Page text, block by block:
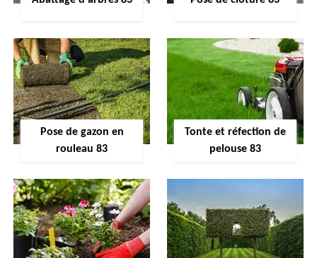
Pose de gazon en
rouleau 83
Tonte et réfection de
pelouse 83